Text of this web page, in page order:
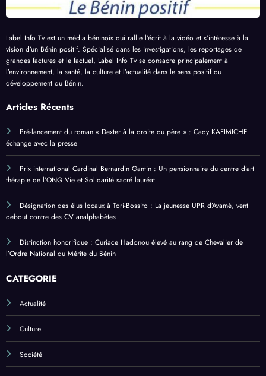
Label Info Tv est un média béninois qui rallie l’écrit à la vidéo et s’intéresse à la
vision d’un Bénin positif. Spécialisé dans les investigations, les reportages de
grandes factures et le factuel, Label Info Tv se consacre principalement à
l’environnement, la santé, la culture et l’actualité dans le sens positif du
développement du Bénin.
Articles Récents
Pré-lancement du roman « Dexter à la droite du père » : Cady KAFIMICHE
échange avec la presse
Prix international Cardinal Bernardin Gantin : Un pensionnaire du centre d’art
thérapie de l’ONG Vie et Solidarité sacré lauréat
Désignation des élus locaux à Tori-Bossito : La jeunesse UPR d’Avamè, vent
debout contre des CV analphabètes
Distinction honorifique : Curiace Hadonou élevé au rang de Chevalier de
l’Ordre National du Mérite du Bénin
CATEGORIE
Actualité
Culture
Société